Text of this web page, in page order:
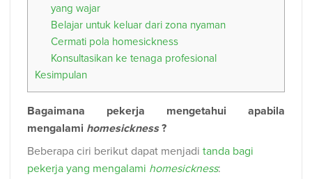
yang wajar
Belajar untuk keluar dari zona nyaman
Cermati pola homesickness
Konsultasikan ke tenaga profesional
Kesimpulan
Bagaimana pekerja mengetahui apabila
mengalami homesickness?
Beberapa ciri berikut dapat menjadi tanda bagi
pekerja yang mengalami homesickness: